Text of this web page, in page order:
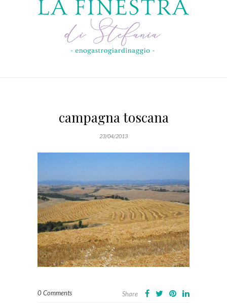
campagna toscana
23/04/2013
0 Comments Share